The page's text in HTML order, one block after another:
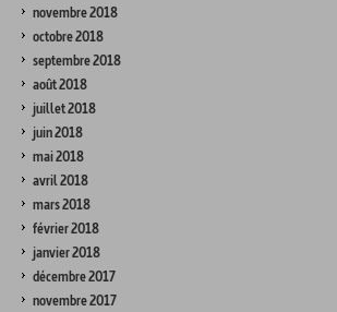
novembre 2018
octobre 2018
septembre 2018
août 2018
juillet 2018
juin 2018
mai 2018
avril 2018
mars 2018
février 2018
janvier 2018
décembre 2017
novembre 2017